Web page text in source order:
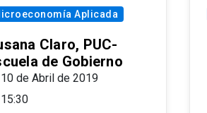
Aplicada
Claro, PUC-
de Gobierno
10 de Abril de 2019
15:30